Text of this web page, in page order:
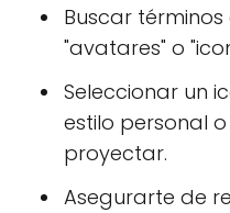
Buscar términos
"avatares" o
Seleccionar un
estilo personal
proyectar.
Asegurarte de